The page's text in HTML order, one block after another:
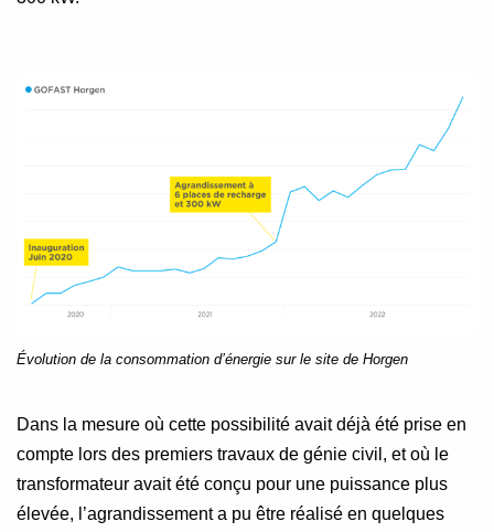
Évolution de la consommation d’énergie sur le site de Horgen
Dans la mesure où cette possibilité avait déjà été prise en
compte lors des premiers travaux de génie civil, et où le
transformateur avait été conçu pour une puissance plus
élevée, l’agrandissement a pu être réalisé en quelques